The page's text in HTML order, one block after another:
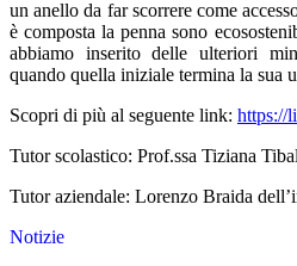
un anello da far scorrere come
è composta la penna sono
abbiamo inserito delle ulteriori
quando quella iniziale termina la sua
Scopri di più al seguente link: https://
Tutor scolastico: Prof.ssa Tiziana
Tutor aziendale: Lorenzo Braida
Notizie